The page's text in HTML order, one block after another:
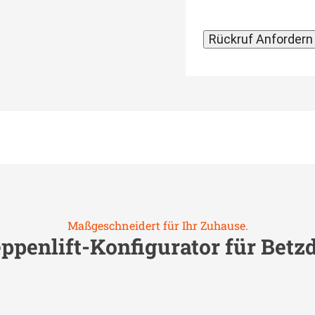
Maßgeschneidert für Ihr Zuhause.
Konfigurator für